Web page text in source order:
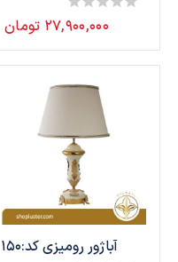
0
۲۷,۹۰۰,۰۰۰ تومان
آباژور رومیزی کد:150